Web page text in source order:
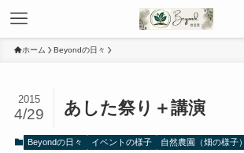
ホーム Beyondの日々
あした祭り＋講演
2015
4/29
Beyondの日々 イベントの様子 自然農園（畑の様子）